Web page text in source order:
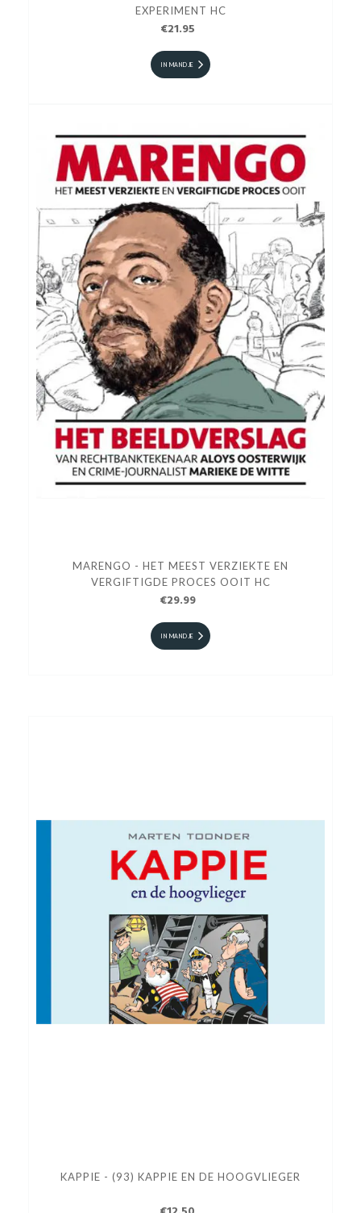
EXPERIMENT HC
€21.95
IN MANDJE
MARENGO - HET MEEST VERZIEKTE EN
VERGIFTIGDE PROCES OOIT HC
€29.99
IN MANDJE
KAPPIE - (93) KAPPIE EN DE HOOGVLIEGER